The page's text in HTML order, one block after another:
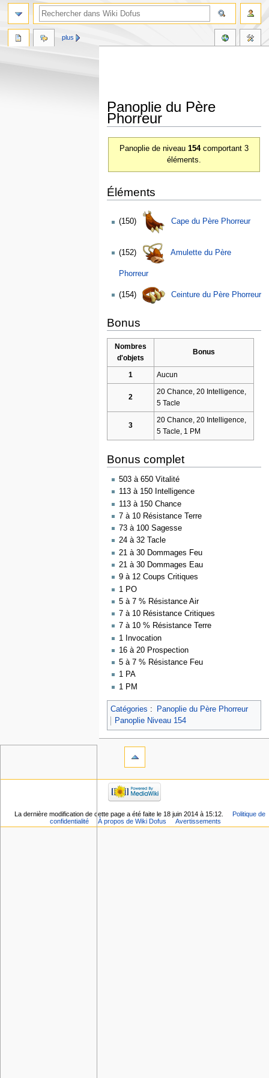
Panoplie du Père
Phorreur
Panoplie de niveau154comportant 3
éléments.
Éléments
(150) Cape du Père Phorreur
(152) Amulette du Père
Phorreur
(154) Ceinture du Père Phorreur
Bonus
Nombres
d'objets
Bonus
1 Aucun
2
20 Chance, 20 Intelligence,
5 Tacle
3
20 Chance, 20 Intelligence,
5 Tacle, 1 PM
Bonus complet
503 à 650 Vitalité
113 à 150 Intelligence
113 à 150 Chance
7 à 10 Résistance Terre
73 à 100 Sagesse
24 à 32 Tacle
21 à 30 Dommages Feu
21 à 30 Dommages Eau
9 à 12 Coups Critiques
1 PO
5 à 7 % Résistance Air
7 à 10 Résistance Critiques
7 à 10 % Résistance Terre
1 Invocation
16 à 20 Prospection
5 à 7 % Résistance Feu
1 PA
1 PM
Catégories :
Panoplie du Père Phorreur
Panoplie Niveau 154
plus
La dernière modification de cette page a été faite le 18 juin 2014 à 15:12.
Politique de
confidentialité
À propos de Wiki Dofus Avertissements